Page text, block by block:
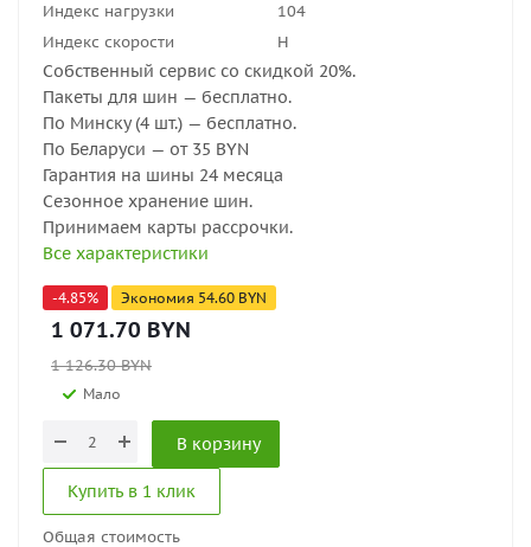
Индекс нагрузки
104
Индекс скорости
H
Собственный сервис со скидкой 20%.
Пакеты для шин — бесплатно.
По Минску (4 шт.) — бесплатно.
По Беларуси — от 35 BYN
Гарантия на шины 24 месяца
Сезонное хранение шин.
Принимаем карты рассрочки.
Все характеристики
-4.85% Экономия 54.60 BYN
1 071.70 BYN
1 126.30BYN
Мало
В корзину
Купить в 1 клик
Общая стоимость